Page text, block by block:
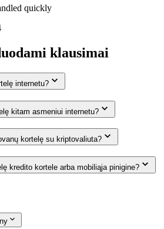
quickly
klausimai
internetu?
kitam asmeniui internetu?
kortelę su kriptovaliuta?
kredito kortele arba mobiliąja pinigine?